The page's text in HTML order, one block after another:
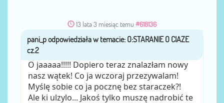
13 lata 3 miesiąc temu #618136
przezpani_p
O jaaaaa!!!!! Dopiero teraz znalazłam nowy
nasz wątek! Co ja wczoraj przezywalam!
Myślę sobie co ja pocznę bez staraczek?!
Ale ki ulzylo... Jakoś tylko muszę nadrobić te